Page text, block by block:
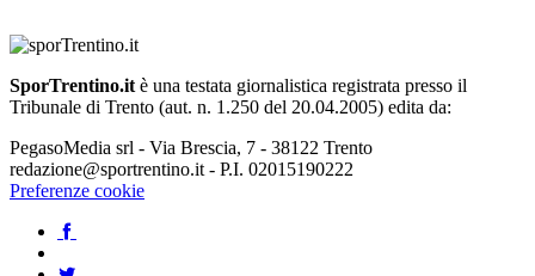
SporTrentino.it è una testata giornalistica registrata presso il
Tribunale di Trento (aut. n. 1.250 del 20.04.2005) edita da:
PegasoMedia srl - Via Brescia, 7 - 38122 Trento
redazione@sportrentino.it - P.I. 02015190222
Preferenze cookie